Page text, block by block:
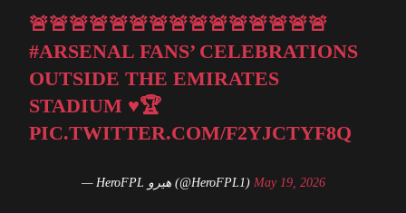
🚨🚨🚨🚨🚨🚨🚨🚨🚨🚨🚨🚨🚨🚨🚨
#ARSENAL FANS’ CELEBRATIONS
OUTSIDE THE EMIRATES
STADIUM ♥️🏆
PIC.TWITTER.COM/F2YJCTYF8Q
— HeroFPL هيرو (@HeroFPL1) May 19, 2026